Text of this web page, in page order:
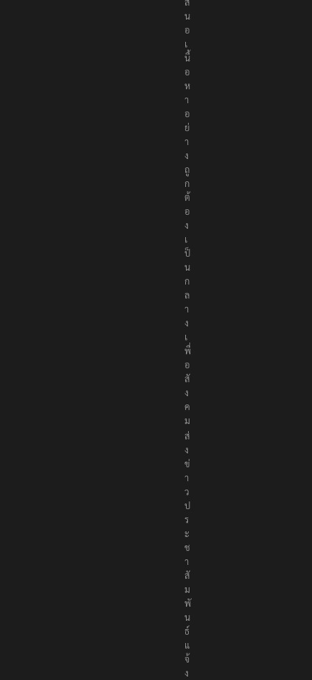
น
อ
เ
นื้
อ
ห
า
อ
ย่
า
ง
ถู
ก
ต้
อ
ง
เ
ป็
น
ก
ล
า
ง
เ
พื่
อ
สั
ง
ค
ม
ส่
ง
ข่
า
ว
ป
ร
ะ
ช
า
สั
ม
พั
น
ธ์
แ
จ้
ง